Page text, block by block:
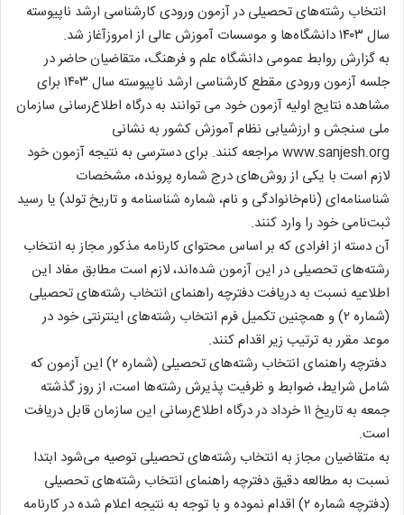
انتخاب رشته‌های تحصیلی در آزمون ورودی کارشناسی ارشد ناپیوسته
سال ۱۴۰۳ دانشگاه‌ها و موسسات آموزش عالی از امروزآغاز شد.
به گزارش روابط عمومی دانشگاه علم و فرهنگ، متقاضیان حاضر در
جلسه آزمون ورودی مقطع کارشناسی‌ ارشد ناپیوسته سال ۱۴۰۳ برای
مشاهده نتایج اولیه آزمون خود می توانند به درگاه اطلاع‌رسانی سازمان
ملی سنجش و ارزشیابی نظام آموزش کشور به نشانی
www.sanjesh.org مراجعه کنند. برای دسترسی به نتیجه آزمون خود
لازم است با یکی از روش‌های درج شماره پرونده، مشخصات
شناسنامه‌ای (نام‌خانوادگی و نام، شماره شناسنامه و تاریخ تولد) یا رسید
ثبت‌نامی خود را وارد کنند.
آن دسته از افرادی که بر اساس محتوای کارنامه مذکور مجاز به انتخاب
رشته‌های تحصیلی در این آزمون شده‌اند، لازم است مطابق مفاد این
اطلاعیه نسبت به دریافت دفترچه راهنمای انتخاب رشته‌های تحصیلی
(شماره ۲) و همچنین تکمیل فرم انتخاب رشته‌های اینترنتی خود در
موعد مقرر به ترتیب زیر اقدام کنند.
دفترچه راهنمای انتخاب رشته‌های تحصیلی (شماره ۲) این آزمون که
شامل شرایط، ضوابط و ظرفیت پذیرش رشته‌ها است، از روز گذشته
جمعه به تاریخ ۱۱ خرداد در درگاه اطلاع‌رسانی این سازمان قابل دریافت
است.
به متقاضیان مجاز به انتخاب رشته‌های تحصیلی توصیه می‌شود ابتدا
نسبت به مطالعه دقیق دفترچه راهنمای انتخاب رشته‌های تحصیلی
(دفترچه شماره ۲) اقدام نموده و با توجه به نتیجه اعلام شده در کارنامه